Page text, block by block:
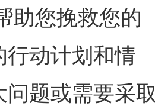
助您挽救您的
行动计划和情
题或需要采取